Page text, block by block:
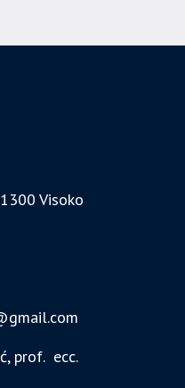
Visoko
prof. ecc.